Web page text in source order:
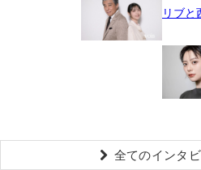
リブと
全てのインタ